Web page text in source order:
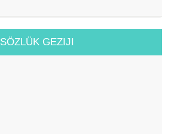
SÖZLÜK GEZIJI